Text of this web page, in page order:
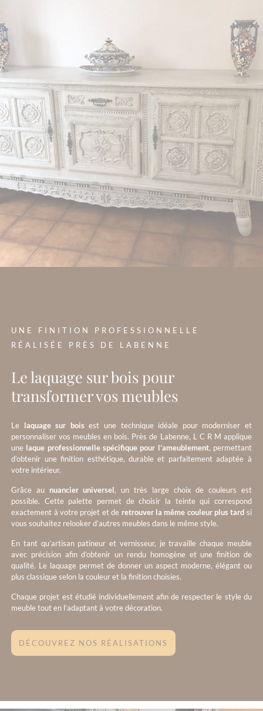
UNE FINITION PROFESSIONNELLE
RÉALISÉE PRÈS DE LABENNE
Le laquage sur bois pour
transformer vos meubles
Le laquage sur bois est une technique idéale pour moderniser et
personnaliser vos meubles en bois. Près de Labenne, L C R M applique
une laque professionnelle spécifique pour l’ameublement, permettant
d’obtenir une finition esthétique, durable et parfaitement adaptée à
votre intérieur.
Grâce au nuancier universel, un très large choix de couleurs est
possible. Cette palette permet de choisir la teinte qui correspond
exactement à votre projet et de retrouver la même couleur plus tard si
vous souhaitez relooker d’autres meubles dans le même style.
En tant qu’artisan patineur et vernisseur, je travaille chaque meuble
avec précision afin d’obtenir un rendu homogène et une finition de
qualité. Le laquage permet de donner un aspect moderne, élégant ou
plus classique selon la couleur et la finition choisies.
Chaque projet est étudié individuellement afin de respecter le style du
meuble tout en l’adaptant à votre décoration.
DÉCOUVREZ NOS RÉALISATIONS